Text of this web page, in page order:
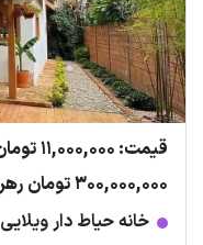
قیمت: 11,000,000 تومان اجاره
300,000,000 تومان رهن
خانه حیاط دار ویلایی